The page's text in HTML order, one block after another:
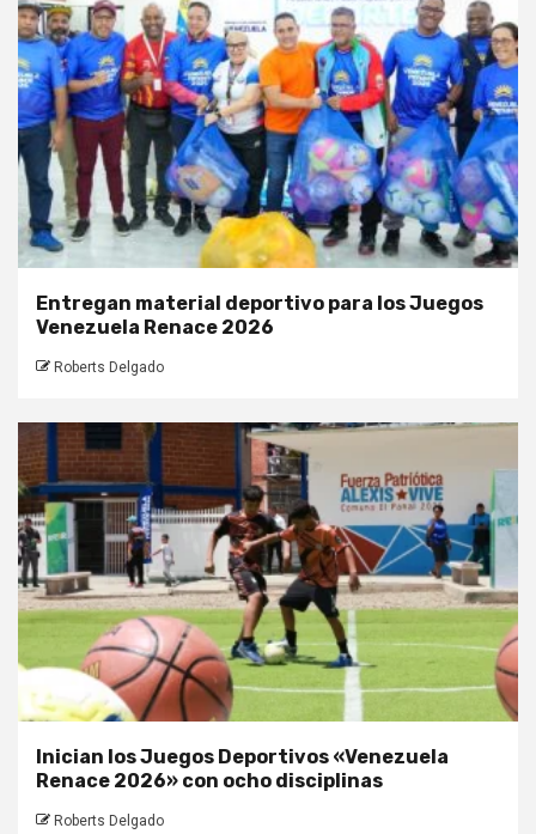
Entregan material deportivo para los Juegos
Venezuela Renace 2026
Roberts Delgado
Inician los Juegos Deportivos «Venezuela
Renace 2026» con ocho disciplinas
Roberts Delgado